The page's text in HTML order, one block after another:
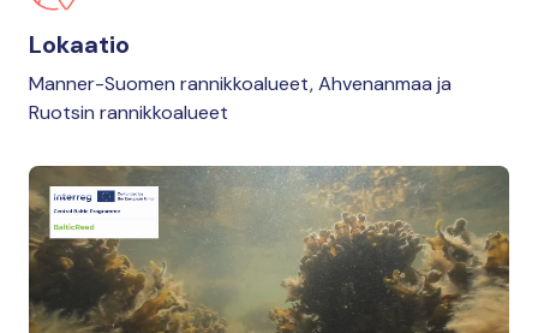
Lokaatio
Manner-Suomen rannikkoalueet, Ahvenanmaa ja
Ruotsin rannikkoalueet